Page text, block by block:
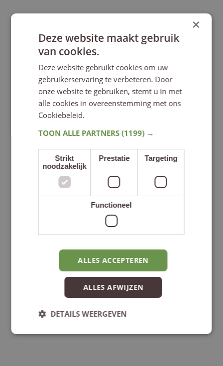
Foto: Visit Zuid-Limburg
×
Deze website maakt gebruik
van cookies.
Deze website gebruikt cookies om uw
gebruikerservaring te verbeteren. Door
onze website te gebruiken, stemt u in met
alle cookies in overeenstemming met ons
Cookiebeleid.
TOON ALLE PARTNERS(1199) →
Strikt
noodzakelijk
Prestatie Targeting
Functioneel
ALLES ACCEPTEREN
ALLES AFWIJZEN
DETAILS WEERGEVEN